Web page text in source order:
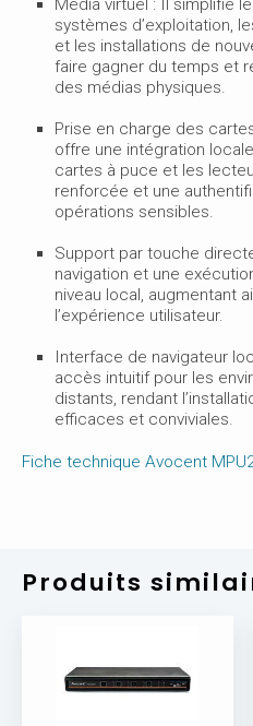
Média virtuel : Il simplifie
systèmes d’exploitation,
et les installations de
faire gagner du temps et
des médias physiques.
Prise en charge des
offre une intégration
cartes à puce et les
renforcée et une
opérations sensibles.
Support par touche
navigation et une
niveau local, augmentant
l’expérience utilisateur.
Interface de navigateur
accès intuitif pour les
distants, rendant
efficaces et conviviales.
Fiche technique Avocent
Produits